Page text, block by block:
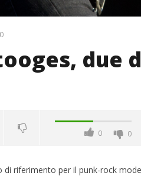
0
due
0 0
di riferimento per il punk-rock